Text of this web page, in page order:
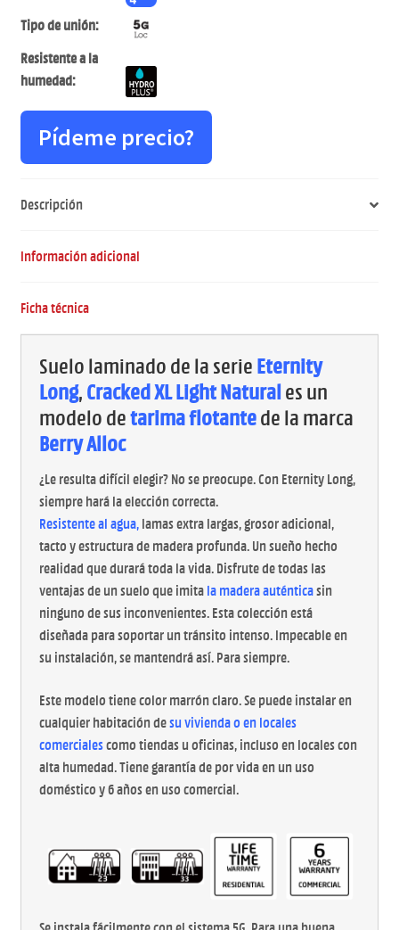
Tipo de unión:
Resistente a la
humedad:
Pídeme precio?
Descripción
Información adicional
Ficha técnica
Suelo laminado de la serie Eternity
Long, Cracked XL Light Natural es un
modelo detarima flotantede la marca
Berry Alloc
¿Le resulta difícil elegir? No se preocupe. Con Eternity Long,
siempre hará la elección correcta.
Resistente al agua,lamas extra largas, grosor adicional,
tacto y estructura de madera profunda. Un sueño hecho
realidad que durará toda la vida. Disfrute de todas las
ventajas de un suelo que imitala madera auténticasin
ninguno de sus inconvenientes. Esta colección está
diseñada para soportar un tránsito intenso. Impecable en
su instalación, se mantendrá así. Para siempre.
Este modelo tiene color marrón claro. Se puede instalar en
cualquier habitación desu vivienda o en locales
comercialescomo tiendas u oficinas, incluso en locales con
alta humedad. Tiene garantía de por vida en un uso
doméstico y 6 años en uso comercial.